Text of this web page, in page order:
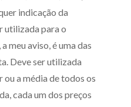
indicação da
utilizada para o
meu aviso, é uma das
Deve ser utilizada
ou a média de todos os
cada um dos preços